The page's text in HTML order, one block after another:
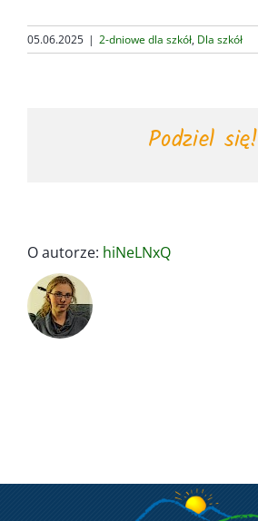
05.06.2025 | 2-dniowe dla szkół, Dla szkół
Podziel się!
O autorze: hiNeLNxQ